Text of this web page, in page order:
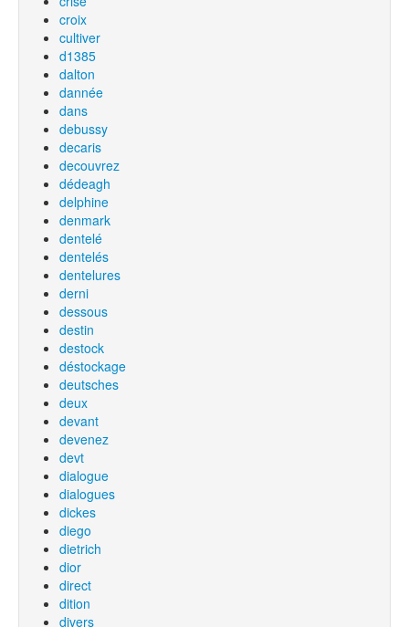
croix
cultiver
d1385
dalton
dannée
dans
debussy
decaris
decouvrez
dédeagh
delphine
denmark
dentelé
dentelés
dentelures
derni
dessous
destin
destock
déstockage
deutsches
deux
devant
devenez
devt
dialogue
dialogues
dickes
diego
dietrich
dior
direct
dition
divers